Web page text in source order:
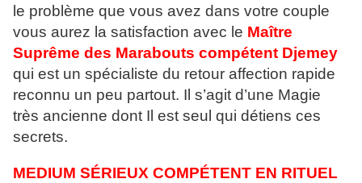
le problème que vous avez dans votre couple
vous aurez la satisfaction avec le Maître
Suprême des Marabouts compétent Djemey
qui est un spécialiste du retour affection rapide
reconnu un peu partout. Il s’agit d’une Magie
très ancienne dont Il est seul qui détiens ces
secrets.
MEDIUM SÉRIEUX COMPÉTENT EN RITUEL